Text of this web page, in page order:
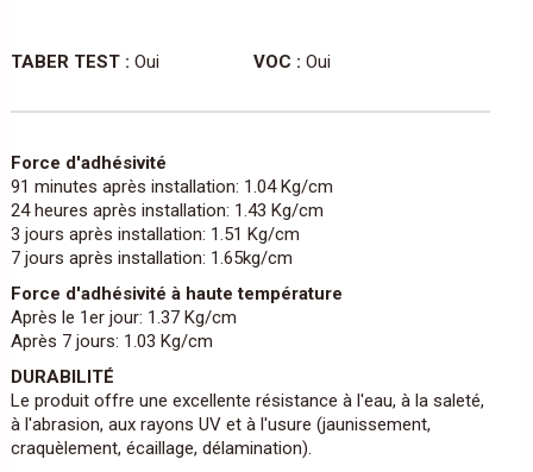
TABER TEST : Oui VOC : Oui
Force d'adhésivité
91 minutes après installation: 1.04 Kg/cm
24 heures après installation: 1.43 Kg/cm
3 jours après installation: 1.51 Kg/cm
7 jours après installation: 1.65kg/cm
Force d'adhésivité à haute température
Après le 1er jour: 1.37 Kg/cm
Après 7 jours: 1.03 Kg/cm
DURABILITÉ
Le produit offre une excellente résistance à l'eau, à la saleté,
à l'abrasion, aux rayons UV et à l'usure (jaunissement,
craquèlement, écaillage, délamination).